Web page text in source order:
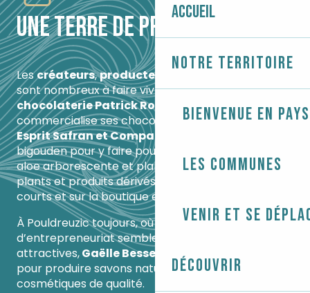
Accueil
Notre territoire
Bienvenue en
Les communes
Venir et se
Découvrir
UNE TERRE DE PRODUCTEURS
Lescréateurs,producteurs locaux
sont nombreux à faire vivre l’économie locale. La
chocolaterie Patrick Robinetproduit et
commercialise ses chocolats au centre-bourg.
Esprit Safran et Compagnie
bigouden pour y faire pousser safran, aloe Vera,
aloe arborescente et plants de curcuma. Les
plants et produits dérivés sont vendus en circuits
courts et sur la boutique en ligne.
À Pouldreuzic toujours, où les conditions
d’entrepreneuriat semblent particulièrement
attractives,Gaëlle Besse a installé son laboratoire
pour produire savons naturels et autres
cosmétiques de qualité.